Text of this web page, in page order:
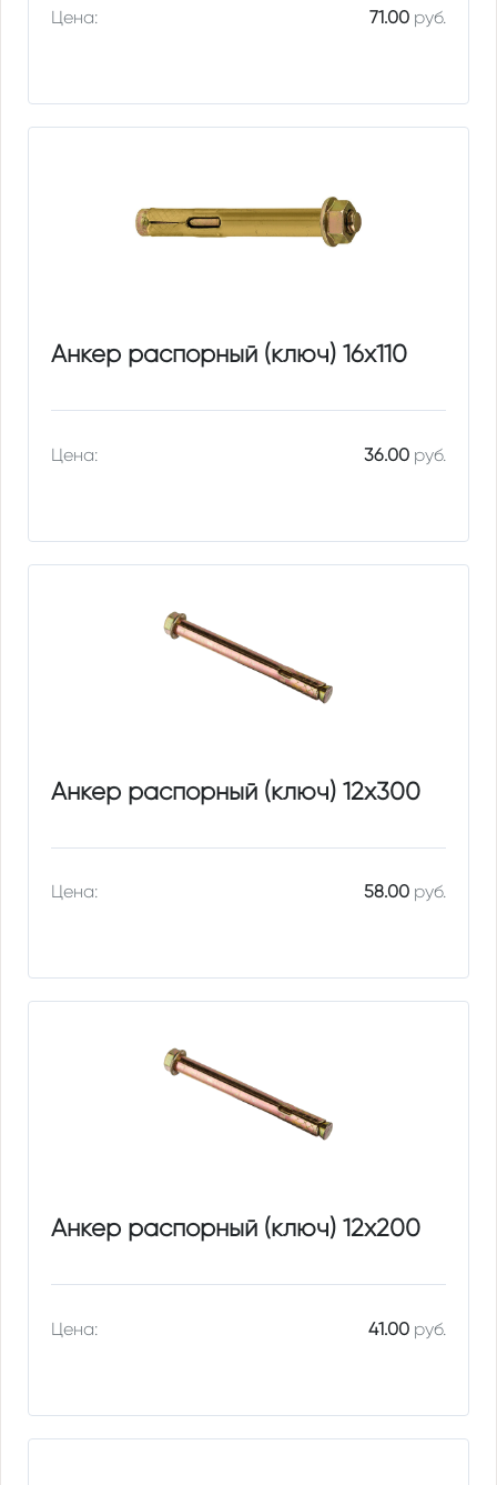
Цена: 71.00руб.
Анкер распорный (ключ) 16х110
Цена: 36.00руб.
Анкер распорный (ключ) 12х300
Цена: 58.00руб.
Анкер распорный (ключ) 12х200
Цена: 41.00руб.